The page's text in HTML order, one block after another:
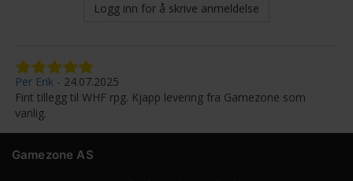
Logg inn for å skrive anmeldelse
Per Erik
24.07.2025
Fint tillegg til WHF rpg. Kjapp levering fra Gamezone som
vanlig.
Gamezone AS